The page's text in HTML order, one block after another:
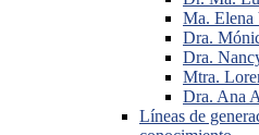
Ma. Elena
Dra.
Dra.
Mtra.
Dra. Ana
Líneas de